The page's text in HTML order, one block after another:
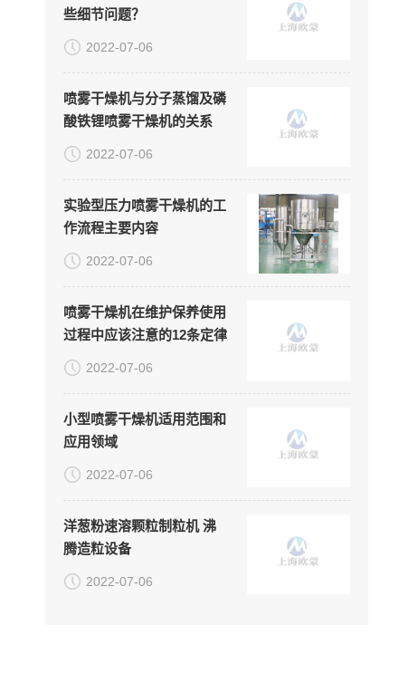
些细节问题？
2022-07-06
喷雾干燥机与分子蒸馏及磷
酸铁锂喷雾干燥机的关系
2022-07-06
实验型压力喷雾干燥机的工
作流程主要内容
2022-07-06
喷雾干燥机在维护保养使用
过程中应该注意的12条定律
2022-07-06
小型喷雾干燥机适用范围和
应用领域
2022-07-06
洋葱粉速溶颗粒制粒机 沸
腾造粒设备
2022-07-06